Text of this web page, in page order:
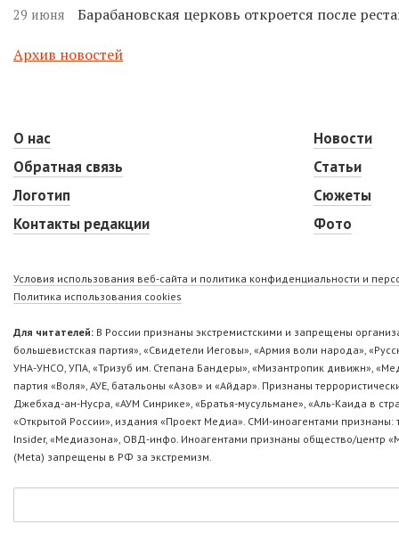
29 июня Барабановская церковь откроется после
Архив новостей
О нас
Обратная связь
Логотип
Контакты редакции
Новости
Статьи
Сюжеты
Фото
Условия использования веб-сайта и политика конфиденциальности и
Политика использования cookies
Для читателей: В России признаны экстремистскими и запрещены
большевистская партия», «Свидетели Иеговы», «Армия воли народа»,
УНА-УНСО, УПА, «Тризуб им. Степана Бандеры», «Мизантропик дивижн»,
партия «Воля», АУЕ, батальоны «Азов» и «Айдар». Признаны
Джебхад-ан-Нусра, «АУМ Синрике», «Братья-мусульмане», «Аль-Каида в
«Открытой России», издания «Проект Медиа». СМИ-иноагентами
Insider, «Медиазона», ОВД-инфо. Иноагентами признаны общество/центр
(Metа) запрещены в РФ за экстремизм.